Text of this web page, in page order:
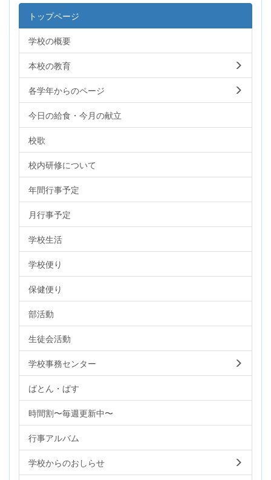
トップページ
学校の概要
本校の教育
各学年からのページ
今日の給食・今月の献立
校歌
校内研修について
年間行事予定
月行事予定
学校生活
学校便り
保健便り
部活動
生徒会活動
学校事務センター
ばとん・ぱす
時間割〜毎週更新中〜
行事アルバム
学校からのおしらせ